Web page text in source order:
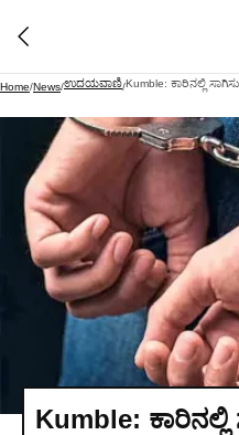
Home/News/ಉದಯವಾಣಿ/Kumble: ಕಾರಿನಲ್ಲಿ
Kumble: ಕಾರಿನಲ್ಲಿ